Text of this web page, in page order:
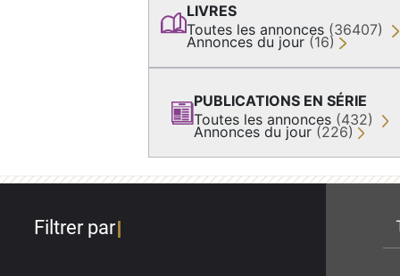
LIVRES
Toutes les annonces (36407)
Annonces du jour (16)
PUBLICATIONS EN SÉRIE
Toutes les annonces (432)
Annonces du jour (226)
Filtrer par